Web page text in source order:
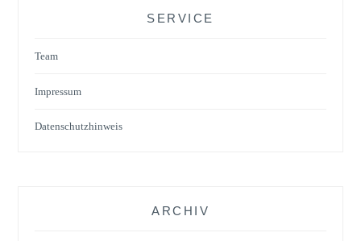
SERVICE
Team
Impressum
Datenschutzhinweis
ARCHIV